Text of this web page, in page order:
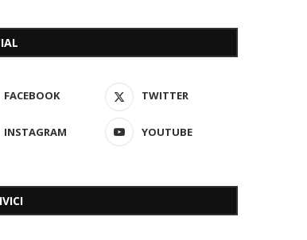
FACEBOOK TWITTER
INSTAGRAM YOUTUBE